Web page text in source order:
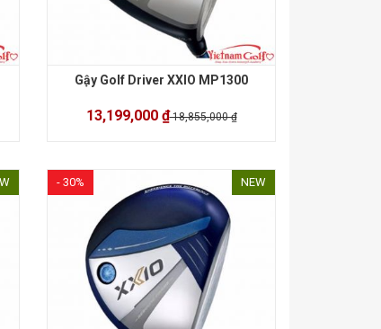
Gậy Golf Driver XXIO MP1300
13,199,000 ₫18,855,000 ₫
- 30% NEW